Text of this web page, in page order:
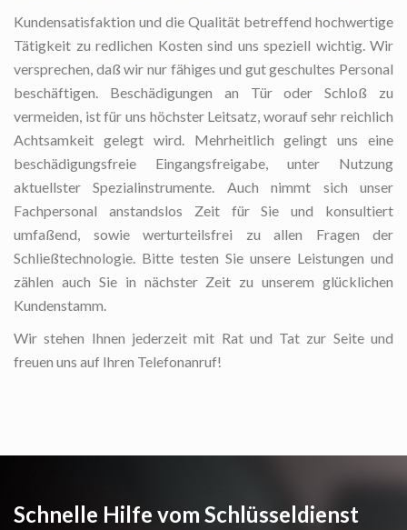
Kundensatisfaktion und die Qualität betreffend hochwertige
Tätigkeit zu redlichen Kosten sind uns speziell wichtig. Wir
versprechen, daß wir nur fähiges und gut geschultes Personal
beschäftigen. Beschädigungen an Tür oder Schloß zu
vermeiden, ist für uns höchster Leitsatz, worauf sehr reichlich
Achtsamkeit gelegt wird. Mehrheitlich gelingt uns eine
beschädigungsfreie Eingangsfreigabe, unter Nutzung
aktuellster Spezialinstrumente. Auch nimmt sich unser
Fachpersonal anstandslos Zeit für Sie und konsultiert
umfaßend, sowie werturteilsfrei zu allen Fragen der
Schließtechnologie. Bitte testen Sie unsere Leistungen und
zählen auch Sie in nächster Zeit zu unserem glücklichen
Kundenstamm.
Wir stehen Ihnen jederzeit mit Rat und Tat zur Seite und
freuen uns auf Ihren Telefonanruf!
Schnelle Hilfe vom Schlüsseldienst